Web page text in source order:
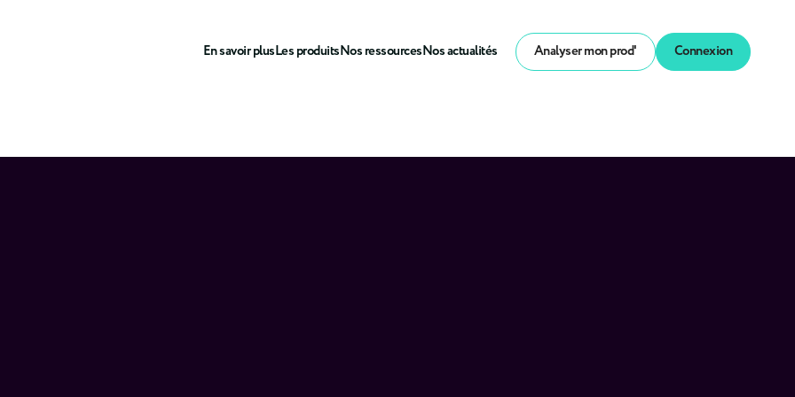
En savoir plusLes produitsNos ressourcesNos actualités Analyser mon prod' Connexion